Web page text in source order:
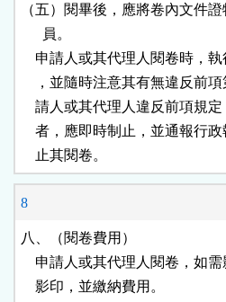
（五）閱畢後，應將卷內文件
      員。
申請人或其代理人閱卷時，
，並隨時注意其有無違反前
請人或其代理人違反前項規
者，應即時制止，並通報行
    止其閱卷。
8
八、（閱卷費用）
申請人或其代理人閱卷，如
    影印，並繳納費用。